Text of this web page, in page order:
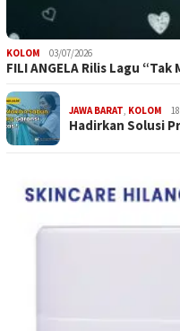
KOLOM 03/07/2026
FILI ANGELA Rilis Lagu “Tak
JAWA BARAT KOLOM
Hadirkan Solusi